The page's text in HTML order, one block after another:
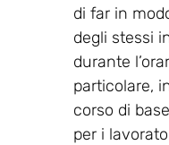
di far in
degli stessi
durante
particolare,
corso di
per i